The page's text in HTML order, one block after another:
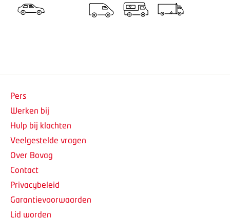
Pers
Werken bij
Hulp bij klachten
Veelgestelde vragen
Over Bovag
Contact
Privacybeleid
Garantievoorwaarden
Lid worden